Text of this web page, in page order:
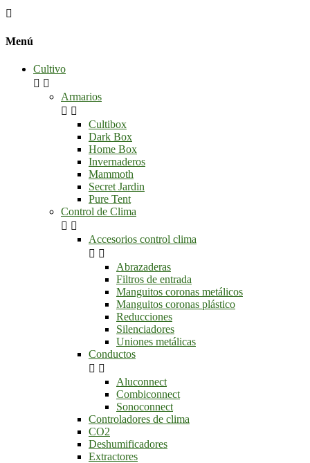

Menú
Cultivo
 
Armarios
 
Cultibox
Dark Box
Home Box
Invernaderos
Mammoth
Secret Jardin
Pure Tent
Control de Clima
 
Accesorios control clima
 
Abrazaderas
Filtros de entrada
Manguitos coronas metálicos
Manguitos coronas plástico
Reducciones
Silenciadores
Uniones metálicas
Conductos
 
Aluconnect
Combiconnect
Sonoconnect
Controladores de clima
CO2
Deshumificadores
Extractores